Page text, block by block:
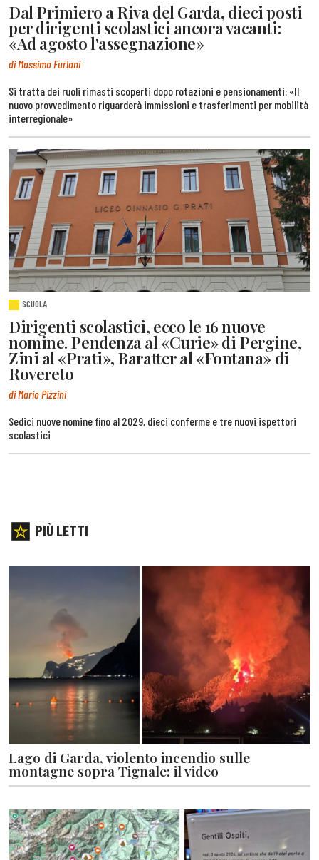
Dal Primiero a Riva del Garda, dieci posti
per dirigenti scolastici ancora vacanti:
«Ad agosto l'assegnazione»
di Massimo Furlani
Si tratta dei ruoli rimasti scoperti dopo rotazioni e pensionamenti: «Il
nuovo provvedimento riguarderà immissioni e trasferimenti per mobilità
interregionale»
SCUOLA
Dirigenti scolastici, ecco le 16 nuove
nomine. Pendenza al «Curie» di Pergine,
Zini al «Prati», Baratter al «Fontana» di
Rovereto
di Mario Pizzini
Sedici nuove nomine fino al 2029, dieci conferme e tre nuovi ispettori
scolastici
PIÙ LETTI
Lago di Garda, violento incendio sulle
montagne sopra Tignale: il video